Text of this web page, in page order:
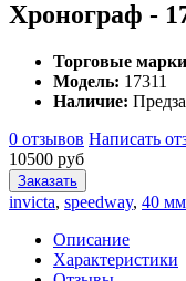
Хронограф -
Торговые марки
Модель: 17311
Наличие:
0 отзывов Написать
10500 руб
Заказать
invicta, speedway, 40 мм
Описание
Характеристики